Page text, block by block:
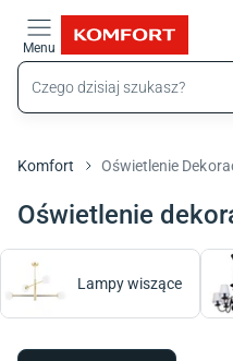
Menu
Komfort Oświetlenie
Oświetlenie
Lampy wiszące